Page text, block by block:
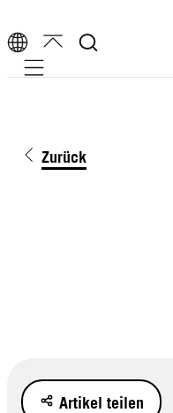
Mobile navigation
Zurück
Artikel teilen